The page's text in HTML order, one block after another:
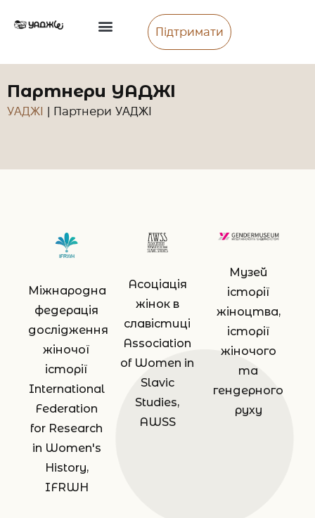
Підтримати
Партнери УАДЖІ
УАДЖІ | Партнери УАДЖІ
Міжнародна
федерація
дослідження
жіночої
історії
International
Federation
for Research
in Women's
History,
IFRWH
Асоціація
жінок в
славістиці
Association
of Women in
Slavic
Studies,
AWSS
Музей
історії
жіноцтва,
історії
жіночого
та
гендерного
руху